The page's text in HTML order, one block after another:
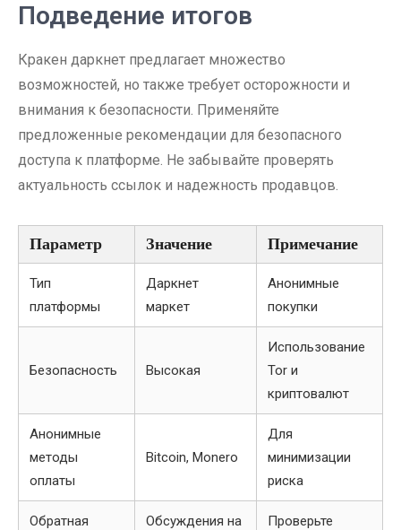
Подведение итогов
Кракен даркнет предлагает множество
возможностей, но также требует осторожности и
внимания к безопасности. Применяйте
предложенные рекомендации для безопасного
доступа к платформе. Не забывайте проверять
актуальность ссылок и надежность продавцов.
Параметр Значение Примечание
Тип
платформы
Даркнет
маркет
Анонимные
покупки
Безопасность Высокая
Использование
Tor и
криптовалют
Анонимные
методы
оплаты
Bitcoin, Monero
Для
минимизации
риска
Обратная
Обсуждения на
Проверьте